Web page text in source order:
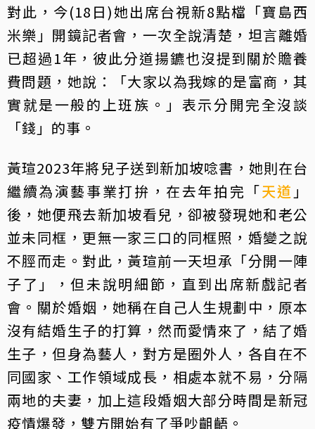
對此，今(18日)她出席台視新8點檔「寶島西
米樂」開鏡記者會，一次全說清楚，坦言離婚
已超過1年，彼此分道揚鑣也沒提到關於贍養
費問題，她說：「大家以為我嫁的是富商，其
實就是一般的上班族。」表示分開完全沒談
「錢」的事。
黃瑄2023年將兒子送到新加坡唸書，她則在台
繼續為演藝事業打拚，在去年拍完「天道 」
後，她便飛去新加坡看兒，卻被發現她和老公
並未同框，更無一家三口的同框照，婚變之說
不脛而走。對此，黃瑄前一天坦承「分開一陣
子了」，但未說明細節，直到出席新戲記者
會。關於婚姻，她稱在自己人生規劃中，原本
沒有結婚生子的打算，然而愛情來了，結了婚
生子，但身為藝人，對方是圈外人，各自在不
同國家、工作領域成長，相處本就不易，分隔
兩地的夫妻，加上這段婚姻大部分時間是新冠
疫情爆發，雙方開始有了爭吵齟齬。